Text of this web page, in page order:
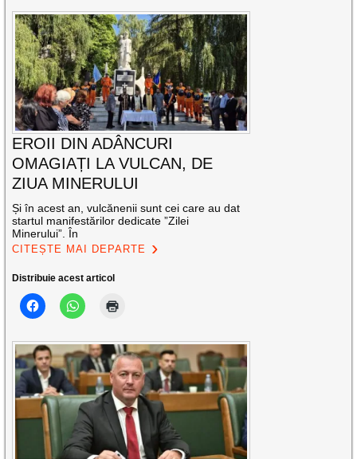
EROII DIN ADÂNCURI
OMAGIAȚI LA VULCAN, DE
ZIUA MINERULUI
Și în acest an, vulcănenii sunt cei care au dat
startul manifestărilor dedicate ”Zilei
Minerului”. În
CITEȘTE MAI DEPARTE
Distribuie acest articol